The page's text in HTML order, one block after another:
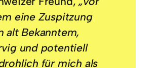
eine Zuspitzung
alt Bekanntem,
und potentiell
für mich als